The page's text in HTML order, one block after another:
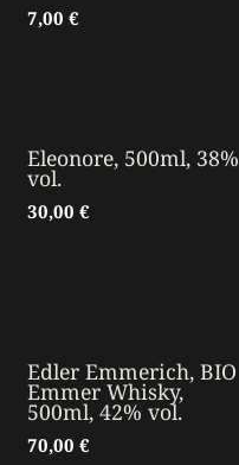
7,00 €
Eleonore, 500ml, 38%
vol.
30,00 €
Edler Emmerich, BIO
Emmer Whisky,
500ml, 42% vol.
70,00 €